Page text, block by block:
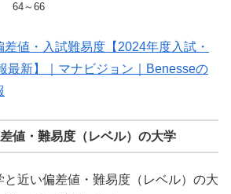
64～66
差値・入試難易度【2024年度入試・
最新】｜マナビジョン｜Benesseの
値・難易度（レベル）の大学
と近い偏差値・難易度（レベル）の大